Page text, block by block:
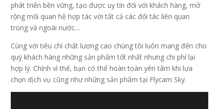
phát triển bền vững, tạo được uy tín đối với khách hàng, mở
rộng mối quan hệ hợp tác với tất cả các đối tác liên quan
trong và ngoài nước…
Cùng với tiêu chí chất lượng cao chúng tôi luôn mang đến cho
quý khách hàng những sản phẩm tốt nhất nhưng chi phí lại
hợp lý. Chính vì thế, bạn có thể hoàn toàn yên tâm khi lựa
chọn dịch vụ cũng như những sản phẩm tại Flycam Sky.